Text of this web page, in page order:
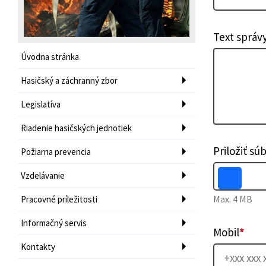
Úvodna stránka
Hasičský a záchranný zbor
Legislatíva
Riadenie hasičských jednotiek
Požiarna prevencia
Vzdelávanie
Pracovné príležitosti
Informačný servis
Kontakty
Text
Priložiť
Max. 4 MB
Mobil*